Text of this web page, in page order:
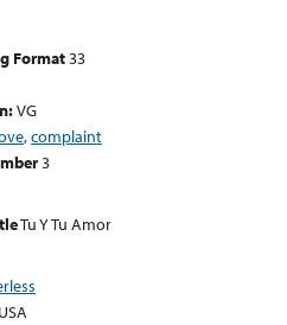
Format33
VG
,complaint
3
Tu Y Tu Amor
USA